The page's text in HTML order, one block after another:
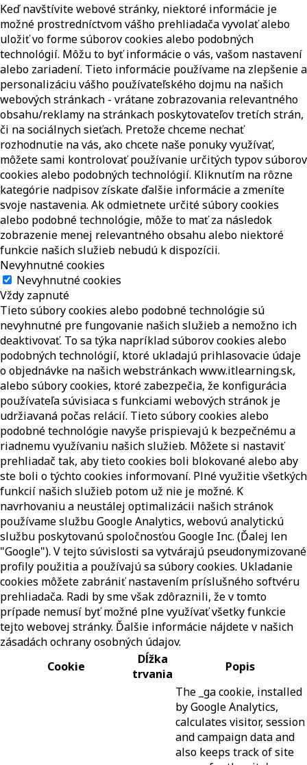
Keď navštívite webové stránky, niektoré informácie je
možné prostredníctvom vášho prehliadača vyvolať alebo
uložiť vo forme súborov cookies alebo podobných
technológií. Môžu to byť informácie o vás, vašom nastavení
alebo zariadení. Tieto informácie používame na zlepšenie a
personalizáciu vášho používateľského dojmu na našich
webových stránkach - vrátane zobrazovania relevantného
obsahu/reklamy na stránkach poskytovateľov tretích strán,
či na sociálnych sieťach. Pretože chceme nechať
rozhodnutie na vás, ako chcete naše ponuky využívať,
môžete sami kontrolovať používanie určitých typov súborov
cookies alebo podobných technológií. Kliknutím na rôzne
kategórie nadpisov získate ďalšie informácie a zmeníte
svoje nastavenia. Ak odmietnete určité súbory cookies
alebo podobné technológie, môže to mať za následok
zobrazenie menej relevantného obsahu alebo niektoré
funkcie našich služieb nebudú k dispozícii.
Nevyhnutné cookies
Nevyhnutné cookies
Vždy zapnuté
Tieto súbory cookies alebo podobné technológie sú
nevyhnutné pre fungovanie našich služieb a nemožno ich
deaktivovať. To sa týka napríklad súborov cookies alebo
podobných technológií, ktoré ukladajú prihlasovacie údaje
o objednávke na našich webstránkach www.itlearning.sk,
alebo súbory cookies, ktoré zabezpečia, že konfigurácia
používateľa súvisiaca s funkciami webových stránok je
udržiavaná počas relácií. Tieto súbory cookies alebo
podobné technológie navyše prispievajú k bezpečnému a
riadnemu využívaniu našich služieb. Môžete si nastaviť
prehliadač tak, aby tieto cookies boli blokované alebo aby
ste boli o týchto cookies informovaní. Plné využitie všetkých
funkcií našich služieb potom už nie je možné. K
navrhovaniu a neustálej optimalizácii našich stránok
používame službu Google Analytics, webovú analytickú
službu poskytovanú spoločnosťou Google Inc. (Ďalej len
"Google"). V tejto súvislosti sa vytvárajú pseudonymizované
profily použitia a používajú sa súbory cookies. Ukladanie
cookies môžete zabrániť nastavením príslušného softvéru
prehliadača. Radi by sme však zdôraznili, že v tomto
prípade nemusí byť možné plne využívať všetky funkcie
tejto webovej stránky. Ďalšie informácie nájdete v našich
zásadách ochrany osobných údajov.
Cookie
Dĺžka
trvania
Popis
The _ga cookie, installed
by Google Analytics,
calculates visitor, session
and campaign data and
also keeps track of site